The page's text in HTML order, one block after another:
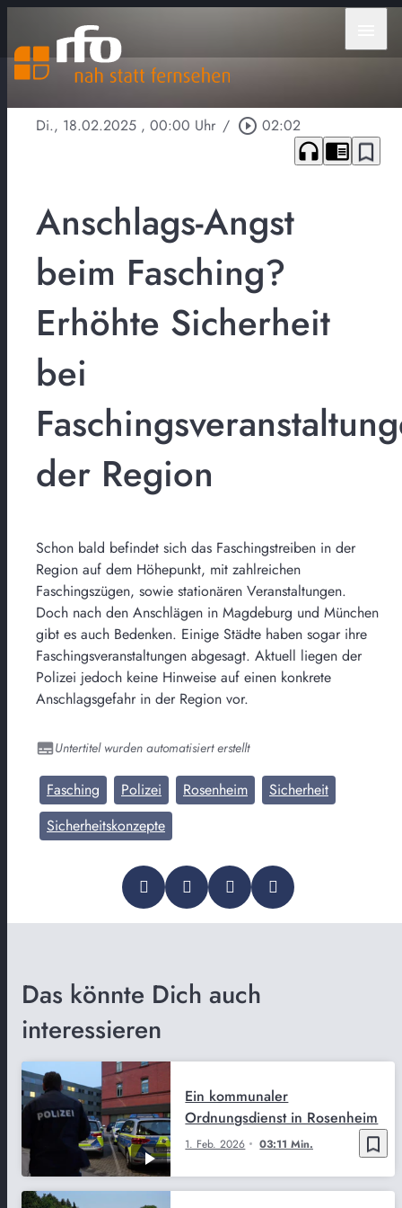
Di., 18.02.2025 , 00:00 Uhr / play_circle_outline 02:02
headphones chrome_reader_mode bookmark_border
Anschlags-Angst
beim Fasching?
Erhöhte Sicherheit
bei
der Region
Schon bald befindet sich das Faschingstreiben in der
Region auf dem Höhepunkt, mit zahlreichen
Faschingszügen, sowie stationären Veranstaltungen.
Doch nach den Anschlägen in Magdeburg und München
gibt es auch Bedenken. Einige Städte haben sogar ihre
Faschingsveranstaltungen abgesagt. Aktuell liegen der
Polizei jedoch keine Hinweise auf einen konkrete
Anschlagsgefahr in der Region vor.
Untertitel wurden automatisiert erstellt
Fasching Polizei Rosenheim
Sicherheit
Sicherheitskonzepte
Das könnte Dich auch
interessieren
bookmark_border
1. Feb. 2026 03:11 Min.
Ein kommunaler
Ordnungsdienst in Rosenheim